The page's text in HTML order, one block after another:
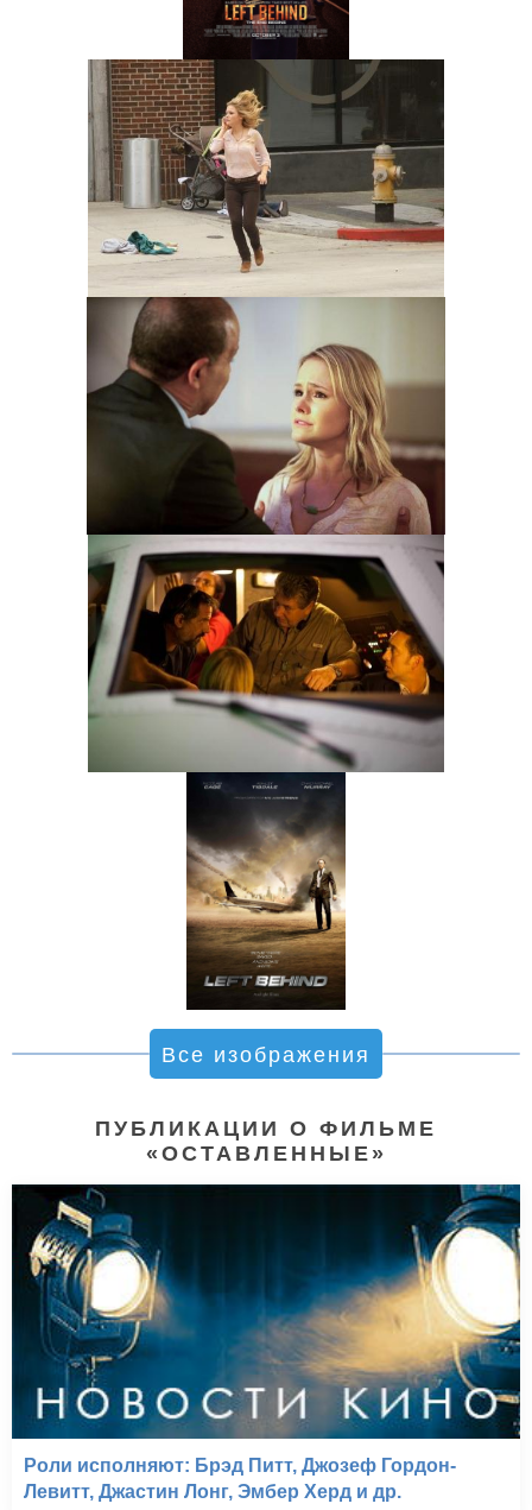
Все изображения
ПУБЛИКАЦИИ О ФИЛЬМЕ
«ОСТАВЛЕННЫЕ»
Роли исполняют: Брэд Питт, Джозеф Гордон-
Левитт, Джастин Лонг, Эмбер Херд и др.